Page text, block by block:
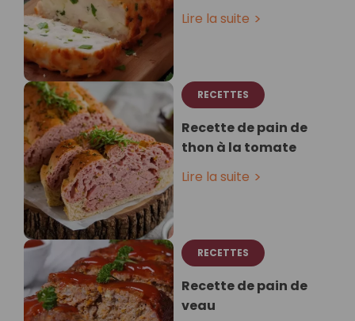
Lire la suite
RECETTES
Recette de pain de
thon à la tomate
Lire la suite
RECETTES
Recette de pain de
veau